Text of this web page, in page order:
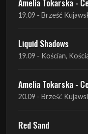
19.09 - Kościan,
Amelia Tokarska -
20.09 - Brześć
Red Sand
Haken